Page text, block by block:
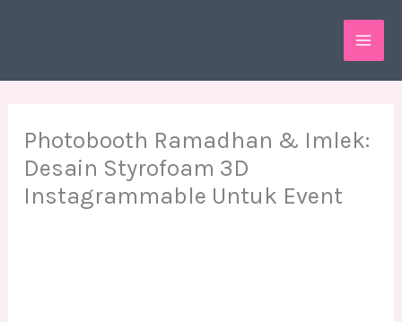
Photobooth Ramadhan & Imlek:
Desain Styrofoam 3D
Instagrammable Untuk Event